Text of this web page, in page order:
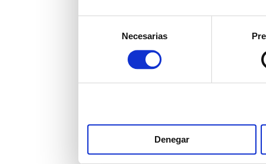
consentimiento
Necesarias
Denegar